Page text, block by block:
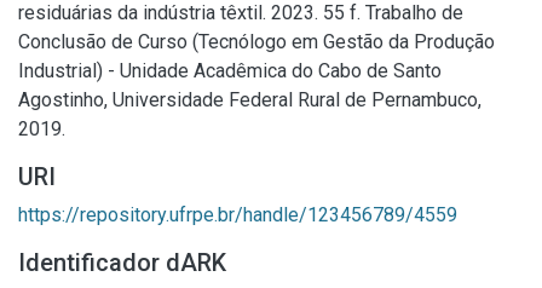
residuárias da indústria têxtil. 2023. 55 f. Trabalho de
Conclusão de Curso (Tecnólogo em Gestão da Produção
Industrial) - Unidade Acadêmica do Cabo de Santo
Agostinho, Universidade Federal Rural de Pernambuco,
2019.
URI
https://repository.ufrpe.br/handle/123456789/4559
Identificador dARK